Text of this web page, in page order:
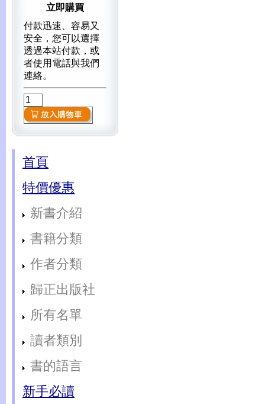
立即購買
付款迅速、容易又
安全，您可以選擇
透過本站付款，或
者使用電話與我們
連絡。
首頁
特價優惠
新書介紹
書籍分類
作者分類
歸正出版社
所有名單
讀者類別
書的語言
新手必讀